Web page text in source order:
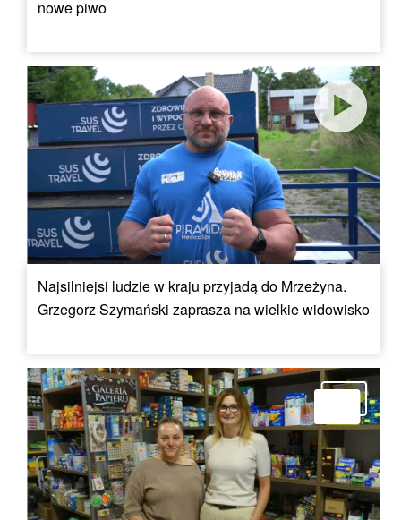
nowe piwo
Najsilniejsi ludzie w kraju przyjadą do Mrzeżyna.
Grzegorz Szymański zaprasza na wielkie widowisko